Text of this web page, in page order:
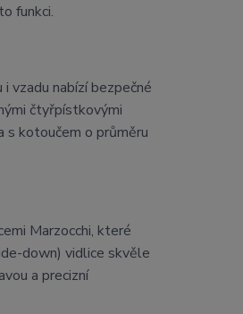
funkci.
vzadu nabízí bezpečné
čtyřpístkovými
s kotoučem o průměru
Marzocchi, které
down) vidlice skvěle
a precizní